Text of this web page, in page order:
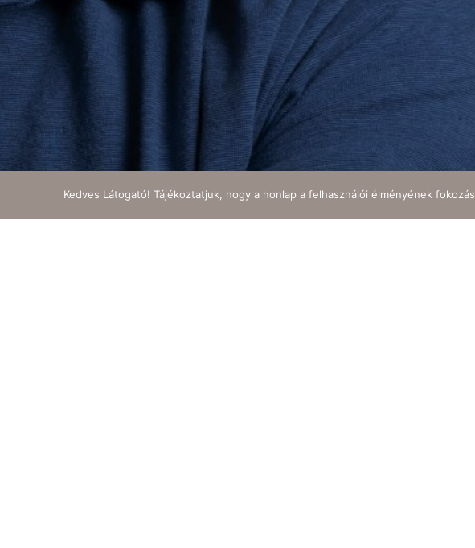
Kedves Látogató! Tájékoztatjuk, hogy a honlap a felhasználói élményének